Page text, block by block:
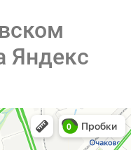
Яндекс